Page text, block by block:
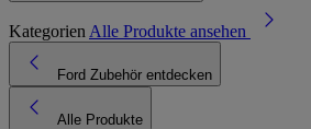
Kategorien Alle Produkte ansehen
Ford Zubehör entdecken
Alle Produkte